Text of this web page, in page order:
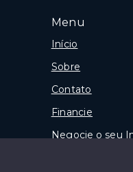
Menu
Início
Sobre
Contato
Financie
Negocie o seu